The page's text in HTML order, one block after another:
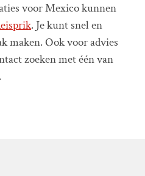
voor Mexico kunnen
. Je kunt snel en
maken. Ook voor advies
zoeken met één van